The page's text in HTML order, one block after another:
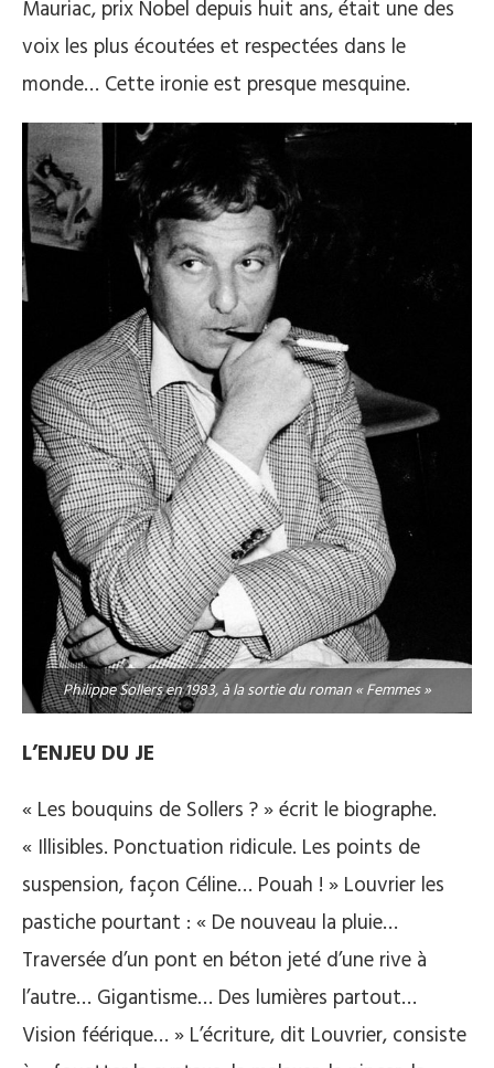
Mauriac, prix Nobel depuis huit ans, était une des
voix les plus écoutées et respectées dans le
monde… Cette ironie est presque mesquine.
Philippe Sollers en 1983, à la sortie du roman « Femmes »
L’ENJEU DU JE
« Les bouquins de Sollers ? » écrit le biographe.
« Illisibles. Ponctuation ridicule. Les points de
suspension, façon Céline… Pouah ! » Louvrier les
pastiche pourtant : « De nouveau la pluie…
Traversée d’un pont en béton jeté d’une rive à
l’autre… Gigantisme… Des lumières partout…
Vision féérique… » L’écriture, dit Louvrier, consiste